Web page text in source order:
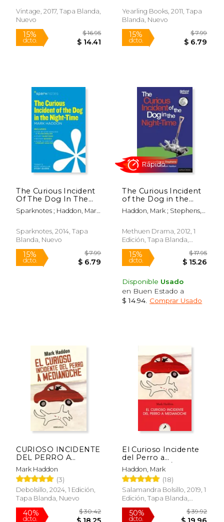
Vintage, 2017, Tapa Blanda,
Nuevo
$ 14.41
Yearling Books, 2011, Tapa
Blanda, Nuevo
The Curious Incident
Of The Dog In The
Night-time
(sparknotes
(sparknotes
Literature Guide
Sparknotes ; Haddon, Mark
Sparknotes, 2014, Tapa
Blanda, Nuevo
dcto. $ 6.79
The Curious Incident
of the Dog in the
Night-Time: The Play
(en Inglés)
Haddon, Mark ; Stephens,
Methuen Drama, 2012, 1
Edición, Tapa Blanda,
Nuevo
dcto.
Disponible Usado
en Buen Estado a
$ 14.94 Comprar Usado
CURIOSO INCIDENTE
DEL PERRO A
MEDIAN, EL
Mark Haddon
(3)
Debolsillo, 2024, 1 Edición,
Tapa Blanda, Nuevo
El Curioso Incidente
del Perro a
Medianoche/ The
Curious Incident of
the Dog in the Night-
Time
Haddon, Mark
(18)
Salamandra Bolsillo, 2019, 1
Edición, Tapa Blanda,
Usado